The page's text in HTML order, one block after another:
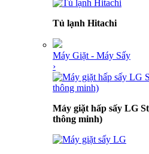
Tủ lạnh Hitachi
Máy Giặt - Máy Sấy
›
Máy giặt hấp sấy LG
thông minh)